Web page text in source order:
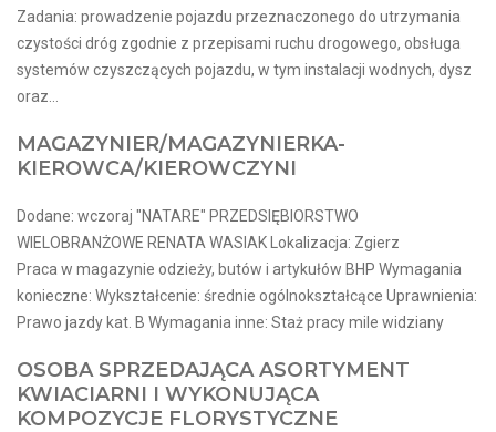
Zadania: prowadzenie pojazdu przeznaczonego do utrzymania
czystości dróg zgodnie z przepisami ruchu drogowego, obsługa
systemów czyszczących pojazdu, w tym instalacji wodnych, dysz
oraz...
MAGAZYNIER/MAGAZYNIERKA-
KIEROWCA/KIEROWCZYNI
Dodane: wczoraj "NATARE" PRZEDSIĘBIORSTWO
WIELOBRANŻOWE RENATA WASIAK Lokalizacja: Zgierz
Praca w magazynie odzieży, butów i artykułów BHP Wymagania
konieczne: Wykształcenie: średnie ogólnokształcące Uprawnienia:
Prawo jazdy kat. B Wymagania inne: Staż pracy mile widziany
OSOBA SPRZEDAJĄCA ASORTYMENT
KWIACIARNI I WYKONUJĄCA
KOMPOZYCJE FLORYSTYCZNE